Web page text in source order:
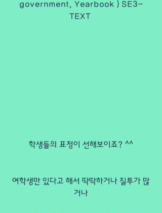
government, Yearbook } SE3-
TEXT
학생들의 표정이 선해보이죠? ^^
여학생만 있다고 해서 딱딱하거나 질투가 많
거나